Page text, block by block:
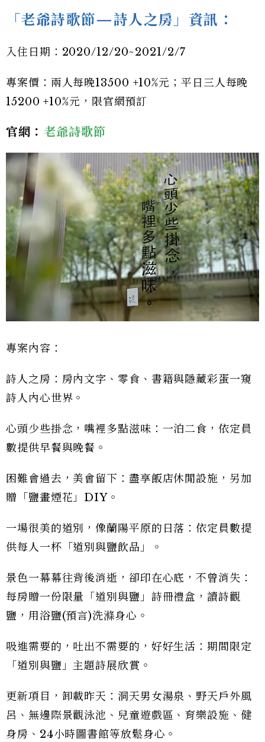
「老爺詩歌節—詩人之房」資訊：
入住日期：2020/12/20~2021/2/7
專案價：兩人每晚13500 +10%元；平日三人每晚
15200 +10%元，限官網預訂
官網： 老爺詩歌節
專案內容：
詩人之房：房內文字、零食、書籍與隱藏彩蛋一窺
詩人內心世界。
心頭少些掛念，嘴裡多點滋味：一泊二食，依定員
數提供早餐與晚餐。
困難會過去，美會留下：盡享飯店休閒設施，另加
贈「鹽畫煙花」DIY。
一場很美的道別，像蘭陽平原的日落：依定員數提
供每人一杯「道別與鹽飲品」。
景色一幕幕往背後消逝，卻印在心底，不曾消失：
每房贈一份限量「道別與鹽」詩冊禮盒，讀詩觀
鹽，用浴鹽(預言)洗滌身心。
吸進需要的，吐出不需要的，好好生活：期間限定
「道別與鹽」主題詩展欣賞。
更新項目，卸載昨天：洞天男女湯泉、野天戶外風
呂、無邊際景觀泳池、兒童遊戲區、育樂設施、健
身房、24小時圖書館等放鬆身心。